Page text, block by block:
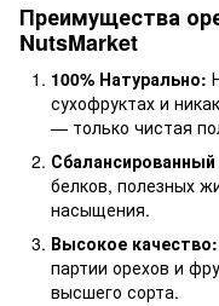
Преимущества
NutsMarket
100% Натурально:
сухофруктах и
— только чистая
белков, полезных
насыщения.
Высокое качество:
партии орехов и
высшего сорта.